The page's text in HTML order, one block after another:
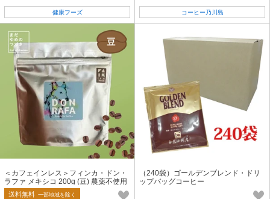
健康フーズ コーヒー乃川島
＜カフェインレス＞フィンカ・ドン・
ラファ メキシコ 200g (豆) 農薬不使用
【フェアトレード】
送料無料 一部地域を除く
（240袋）ゴールデンブレンド・ドリ
ップバッグコーヒー